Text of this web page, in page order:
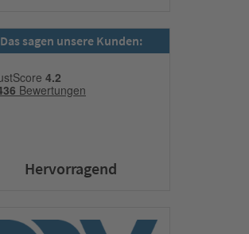
Das sagen unsere Kunden:
Hervorragend